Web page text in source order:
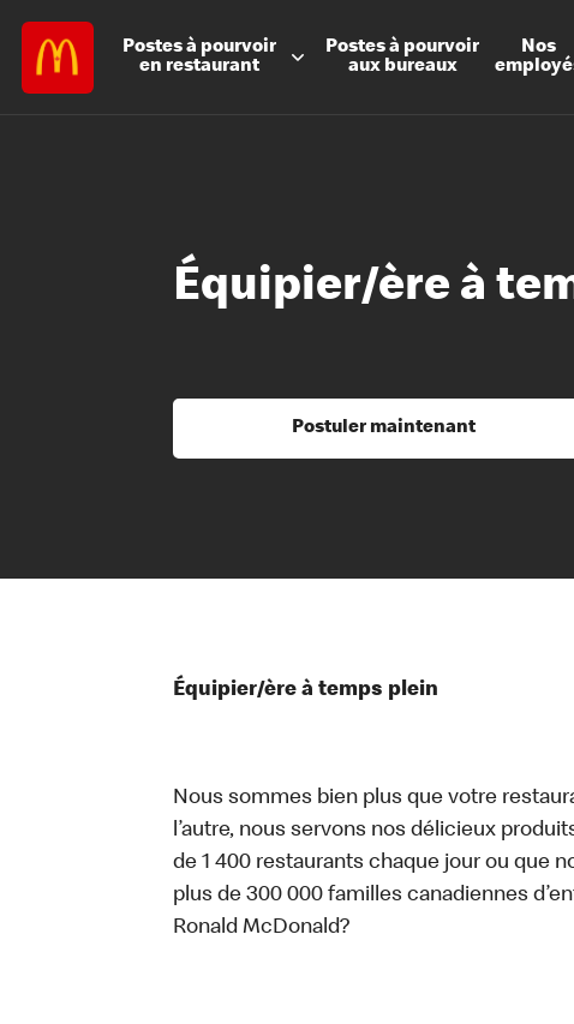
Postes à pourvoir
en restaurant
Postes à pourvoir
aux bureaux
Nos
Équipier/ère à
Postuler maintenant
Équipier/ère à temps plein
Nous sommes bien plus que votre
l’autre, nous servons nos délicieux
de 1 400 restaurants chaque jour ou que
plus de 300 000 familles canadiennes
Ronald McDonald?